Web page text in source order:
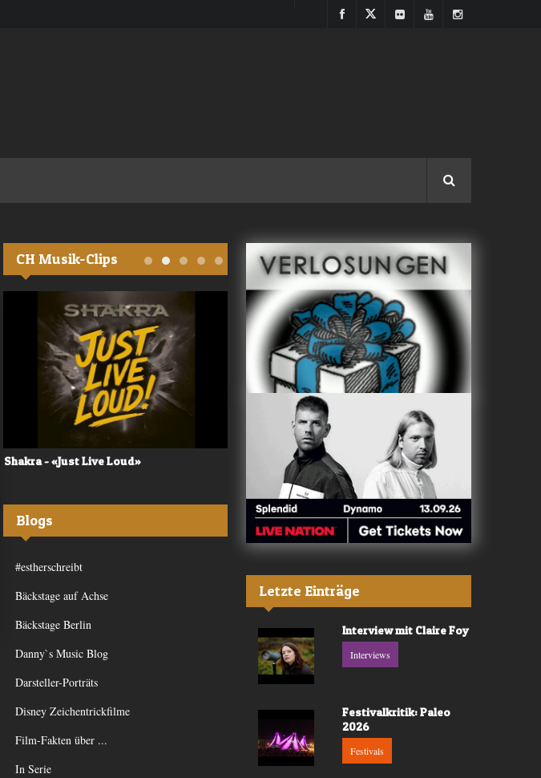
CH Musik-Clips
Shakra - «Just Live Loud» Valerù - «IL MARE»
Blogs
#estherschreibt
Bäckstage auf Achse
Bäckstage Berlin
Danny`s Music Blog
Darsteller-Porträts
Disney Zeichentrickfilme
Film-Fakten über ...
In Serie
Letzte Einträge
Interview mit Claire Foy
Interviews
Festivalkritik: Paleo
2026
Festivals